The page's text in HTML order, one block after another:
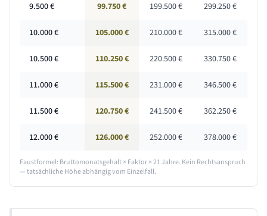
9.500€ 99.750 € 199.500 € 299.250 €
10.000€ 105.000 € 210.000 € 315.000 €
10.500€ 110.250 € 220.500 € 330.750 €
11.000€ 115.500 € 231.000 € 346.500 €
11.500€ 120.750 € 241.500 € 362.250 €
12.000€ 126.000 € 252.000 € 378.000 €
Faustformel: Bruttomonatsgehalt × Faktor ×21 Jahre. Kein Rechtsanspruch
— tatsächliche Höhe abhängig vom Einzelfall.